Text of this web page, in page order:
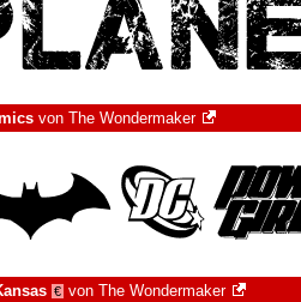
von The Wondermaker
€ von The Wondermaker